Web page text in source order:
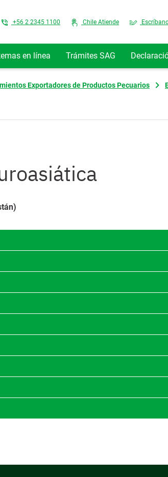
Top Menu
+56 2 2345 1100 Chile Atiende
en línea Trámites SAG
Exportadores de Productos Pecuarios